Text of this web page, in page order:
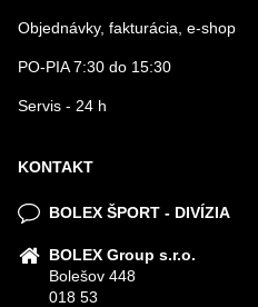
Objednávky, fakturácia, e-shop
PO-PIA 7:30 do 15:30
Servis - 24 h
KONTAKT
BOLEX ŠPORT - DIVÍZIA
BOLEX Group s.r.o.
Bolešov 448
018 53